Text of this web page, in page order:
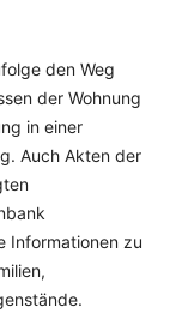
den Weg
der Wohnung
in einer
Auch Akten der
Informationen zu